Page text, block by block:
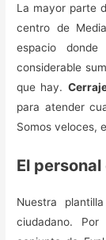
La mayor parte
centro de
espacio
considerable
que hay.
para atender
Somos veloces,
El
Nuestra
ciudadano.